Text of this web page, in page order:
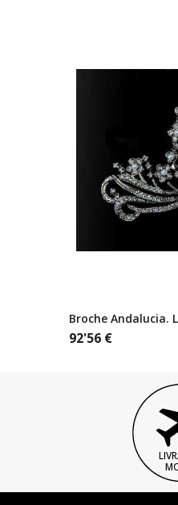
Broche Andalucia.
92'56 €